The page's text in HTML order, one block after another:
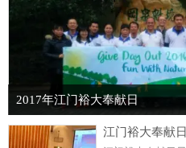
2017年江门裕大奉献日
江门裕大奉献日